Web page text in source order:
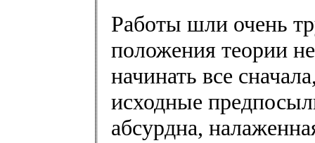
Работы шли очень
положения теории
начинать все
исходные
абсурдна,